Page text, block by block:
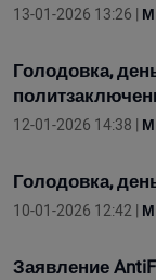
13-01-2026 13:26 |
Голодовка,
12-01-2026 14:38 |
Голодовка,
10-01-2026 12:42 |
Заявление